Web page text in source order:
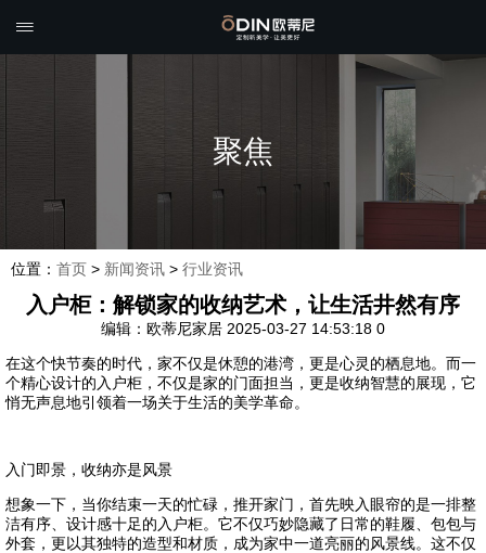

聚焦
位置： 首页 > 新闻资讯 > 行业资讯
入户柜：解锁家的收纳艺术，让生活井然有序
编辑：欧蒂尼家居 2025-03-27 14:53:18 0
在这个快节奏的时代，家不仅是休憩的港湾，更是心灵的栖息地。而一
个精心设计的入户柜，不仅是家的门面担当，更是收纳智慧的展现，它
悄无声息地引领着一场关于生活的美学革命。
入门即景，收纳亦是风景
想象一下，当你结束一天的忙碌，推开家门，首先映入眼帘的是一排整
洁有序、设计感十足的入户柜。它不仅巧妙隐藏了日常的鞋履、包包与
外套，更以其独特的造型和材质，成为家中一道亮丽的风景线。这不仅